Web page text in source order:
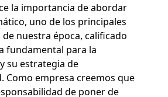
la importancia de abordar
uno de los principales
nuestra época, calificado
fundamental para la
su estrategia de
Como empresa creemos que
de poner de